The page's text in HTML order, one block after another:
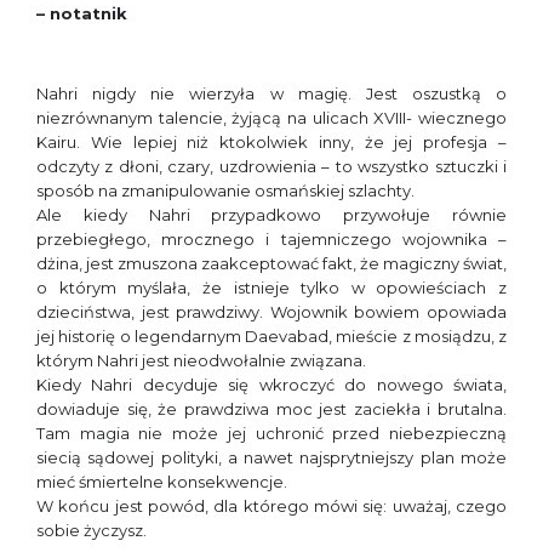
– notatnik
Nahri nigdy nie wierzyła w magię. Jest oszustką o
niezrównanym talencie, żyjącą na ulicach XVIII- wiecznego
Kairu. Wie lepiej niż ktokolwiek inny, że jej profesja –
odczyty z dłoni, czary, uzdrowienia – to wszystko sztuczki i
sposób na zmanipulowanie osmańskiej szlachty.
Ale kiedy Nahri przypadkowo przywołuje równie
przebiegłego, mrocznego i tajemniczego wojownika –
dżina, jest zmuszona zaakceptować fakt, że magiczny świat,
o którym myślała, że istnieje tylko w opowieściach z
dzieciństwa, jest prawdziwy. Wojownik bowiem opowiada
jej historię o legendarnym Daevabad, mieście z mosiądzu, z
którym Nahri jest nieodwołalnie związana.
Kiedy Nahri decyduje się wkroczyć do nowego świata,
dowiaduje się, że prawdziwa moc jest zaciekła i brutalna.
Tam magia nie może jej uchronić przed niebezpieczną
siecią sądowej polityki, a nawet najsprytniejszy plan może
mieć śmiertelne konsekwencje.
W końcu jest powód, dla którego mówi się: uważaj, czego
sobie życzysz.